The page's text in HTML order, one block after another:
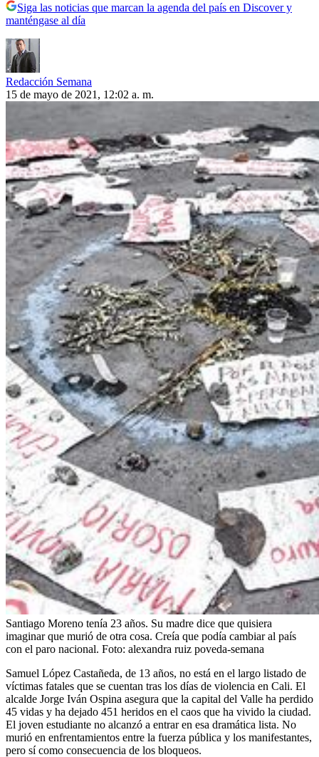
Siga las noticias que marcan la agenda del país en Discover y
manténgase al día
Redacción Semana
15 de mayo de 2021, 12:02 a. m.
Santiago Moreno tenía 23 años. Su madre dice que quisiera
imaginar que murió de otra cosa. Creía que podía cambiar al país
con el paro nacional. Foto: alexandra ruiz poveda-semana
Samuel López Castañeda, de 13 años, no está en el largo listado de
víctimas fatales que se cuentan tras los días de violencia en Cali. El
alcalde Jorge Iván Ospina asegura que la capital del Valle ha perdido
45 vidas y ha dejado 451 heridos en el caos que ha vivido la ciudad.
El joven estudiante no alcanzó a entrar en esa dramática lista. No
murió en enfrentamientos entre la fuerza pública y los manifestantes,
pero sí como consecuencia de los bloqueos.